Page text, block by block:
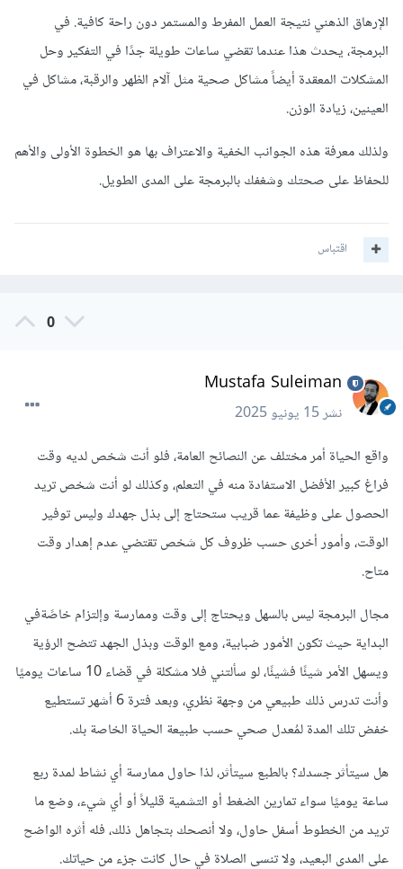
الإرهاق الذهني نتيجة العمل المفرط والمستمر دون راحة كافية. في
البرمجة، يحدث هذا عندما تقضي ساعات طويلة جدًا في التفكير وحل
المشكلات المعقدة أيضاً مشاكل صحية مثل آلام الظهر والرقبة، مشاكل في
العينين، زيادة الوزن.
ولذلك معرفة هذه الجوانب الخفية والاعتراف بها هو الخطوة الأولى والأهم
للحفاظ على صحتك وشغفك بالبرمجة على المدى الطويل.
اقتباس
0
Mustafa Suleiman
نشر15 يونيو 2025
واقع الحياة أمر مختلف عن النصائح العامة، فلو أنت شخص لديه وقت
فراغ كبير الأفضل الاستفادة منه في التعلم، وكذلك لو أنت شخص تريد
الحصول على وظيفة عما قريب ستحتاج إلى بذل جهدك وليس توفير
الوقت، وأمور أخرى حسب ظروف كل شخص تقتضي عدم إهدار وقت
متاح.
مجال البرمجة ليس بالسهل ويحتاج إلى وقت وممارسة وإلتزام خاصًةفي
البداية حيث تكون الأمور ضبابية، ومع الوقت وبذل الجهد تتضح الرؤية
ويسهل الأمر شيئًا فشيئًا، لو سألتني فلا مشكلة في قضاء 10 ساعات يوميًا
وأنت تدرس ذلك طبيعي من وجهة نظري، وبعد فترة 6 أشهر تستطيع
خفض تلك المدة لمُعدل صحي حسب طبيعة الحياة الخاصة بك.
هل سيتأثر جسدك؟ بالطبع سيتأثر، لذا حاول ممارسة أي نشاط لمدة ربع
ساعة يوميًا سواء تمارين الضغط أو التشمية قليلاً أو أي شيء، وضع ما
تريد من الخطوط أسفل حاول، ولا أنصحك بتجاهل ذلك، فله أثره الواضح
على المدى البعيد، ولا تنسى الصلاة في حال كانت جزء من حياتك.